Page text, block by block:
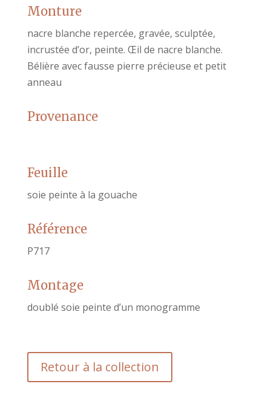
Monture
nacre blanche repercée, gravée, sculptée,
incrustée d’or, peinte. Œil de nacre blanche.
Bélière avec fausse pierre précieuse et petit
anneau
Provenance
Feuille
soie peinte à la gouache
Référence
P717
Montage
doublé soie peinte d’un monogramme
Retour à la collection